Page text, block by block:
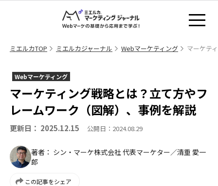
ミエルカTOP ミエルカジャーナル Webマーケティング マーケテ
Webマーケティング
マーケティング戦略とは？立て方やフ
レームワーク（図解）、事例を解説
更新日： 2025.12.15 公開日：2024.08.29
著者： シン・マーケ株式会社 代表マーケター／清重 愛一
郎
この記事をシェア